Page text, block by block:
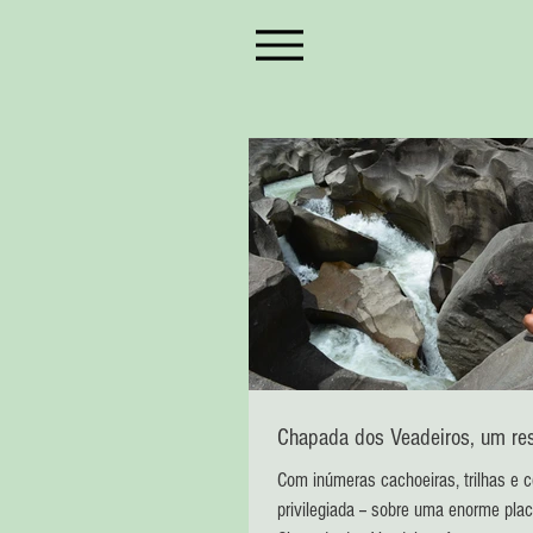
Chapada dos Veadeiros, um
Com inúmeras cachoeiras, trilhas e
privilegiada -- sobre uma enorme